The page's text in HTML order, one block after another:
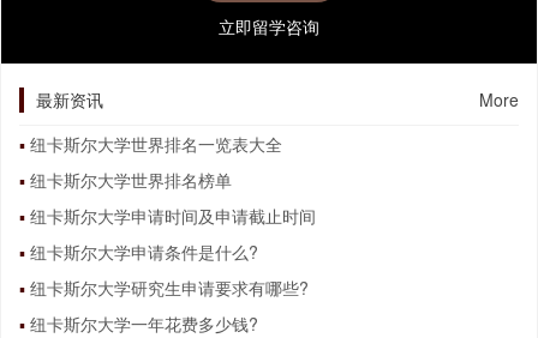
立即留学咨询
最新资讯
More
纽卡斯尔大学世界排名一览表大全
纽卡斯尔大学世界排名榜单
纽卡斯尔大学申请时间及申请截止时间
纽卡斯尔大学申请条件是什么?
纽卡斯尔大学研究生申请要求有哪些?
纽卡斯尔大学一年花费多少钱?